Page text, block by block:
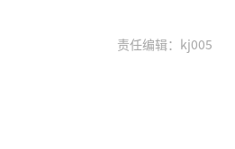
责任编辑：kj005